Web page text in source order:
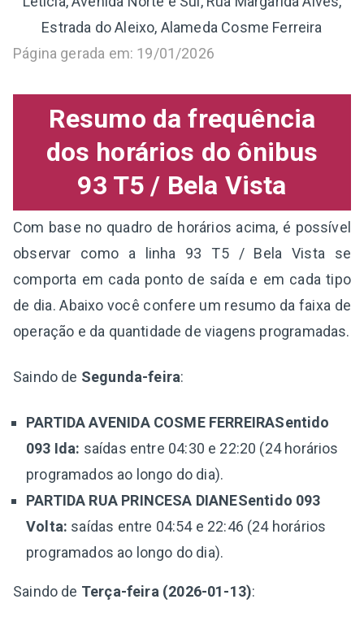
Estrada do Aleixo, Alameda Cosme Ferreira
Página gerada em: 19/01/2026
Resumo da frequência
dos horários do ônibus
93 T5 / Bela Vista
Com base no quadro de horários acima, é possível
observar como a linha 93 T5 / Bela Vista se
comporta em cada ponto de saída e em cada tipo
de dia. Abaixo você confere um resumo da faixa de
operação e da quantidade de viagens programadas.
Saindo de Segunda-feira:
PARTIDA AVENIDA COSME FERREIRASentido
093 Ida: saídas entre 04:30 e 22:20 (24 horários
programados ao longo do dia).
PARTIDA RUA PRINCESA DIANESentido 093
Volta: saídas entre 04:54 e 22:46 (24 horários
programados ao longo do dia).
Saindo de Terça-feira (2026-01-13):